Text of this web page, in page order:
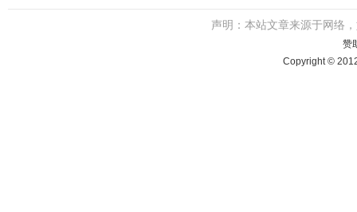
声明：本站文章来源于网络
赞
Copyright ©